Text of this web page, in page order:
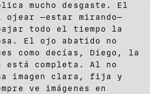
mucho desgaste. El
ojear —estar mirando—
todo el tiempo la
El ojo abatido no
como decías, Diego, la
está completa. Al no
imagen clara, fija y
ve imágenes en